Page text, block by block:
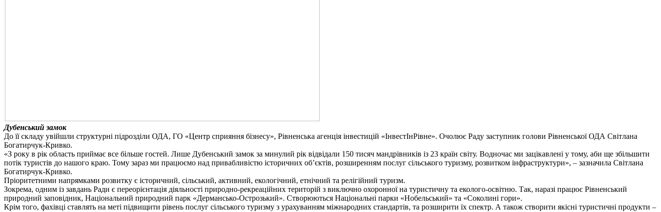
Дубенський замок
До її складу увійшли структурні підрозділи ОДА, ГО «Центр сприяння бізнесу», Рівненська агенція інвестицій «ІнвестІнРівне». Очолює Раду заступник голови Рівненської ОДА Світлана
Богатирчук-Кривко.
«З року в рік область приймає все більше гостей. Лише Дубенський замок за минулий рік відвідали 150 тисяч мандрівників із 23 країн світу. Водночас ми зацікавлені у тому, аби ще збільшити
потік туристів до нашого краю. Тому зараз ми працюємо над привабливістю історичних об’єктів, розширенням послуг сільського туризму, розвитком інфраструктури», – зазначила Світлана
Богатирчук-Кривко.
Пріоритетними напрямками розвитку є історичний, сільський, активний, екологічний, етнічний та релігійний туризм.
Зокрема, одним із завдань Ради є переорієнтація діяльності природно-рекреаційних територій з виключно охоронної на туристичну та еколого-освітню. Так, наразі працює Рівненський
природний заповідник, Національний природний парк «Дермансько-Острозький». Створюються Національні парки «Нобельський» та «Соколині гори».
Крім того, фахівці ставлять на меті підвищити рівень послуг сільського туризму з урахуванням міжнародних стандартів, та розширити їх спектр. А також створити якісні туристичні продукти –